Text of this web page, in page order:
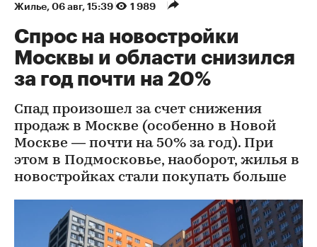
Жилье 06 авг, 15:39 1 989
Спрос на новостройки
Москвы и области снизился
за год почти на 20%
Спад произошел за счет снижения
продаж в Москве (особенно в Новой
Москве — почти на 50% за год). При
этом в Подмосковье, наоборот, жилья в
новостройках стали покупать больше